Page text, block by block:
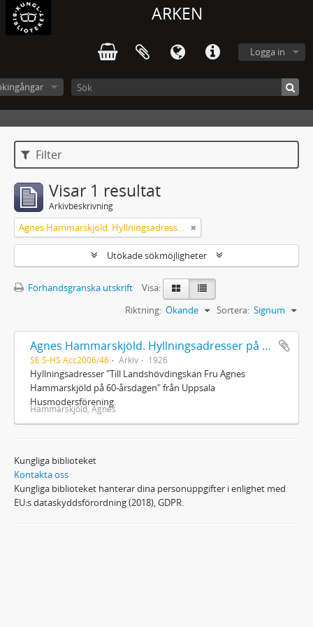
ARKEN
Logga in
Filter
Visar 1 resultat
Arkivbeskrivning
Agnes Hammarskjöld. Hyllningsadresser på 60-årsdagen
Utökade sökmöjligheter
Förhandsgranska utskrift
Visa:
Sortera: Signum
Riktning: Ökande
Agnes Hammarskjöld. Hyllningsadresser på 60-årsdagen
SE S-HS Acc2006/46 Arkiv 1926
Hyllningsadresser "Till Landshövdingskan Fru Agnes
Hammarskjöld på 60-årsdagen" från Uppsala
Husmodersförening.
Hammarskjöld, Agnes
Kungliga biblioteket
Kontakta oss
Kungliga biblioteket hanterar dina personuppgifter i enlighet med
EU:s dataskyddsförordning (2018), GDPR.